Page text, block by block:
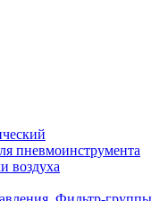
пневмоинструмента
воздуха